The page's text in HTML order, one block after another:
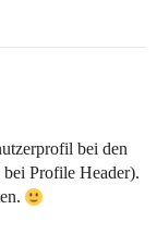
bei den
Profile Header).